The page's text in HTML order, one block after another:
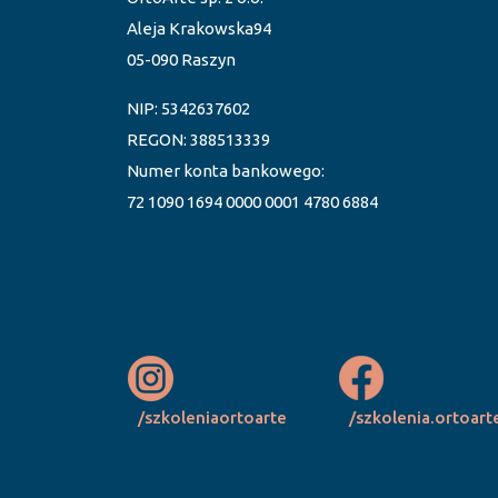
Aleja Krakowska94
05-090 Raszyn
NIP: 5342637602
REGON: 388513339
Numer konta bankowego:
72 1090 1694 0000 0001 4780 6884
/szkoleniaortoarte /